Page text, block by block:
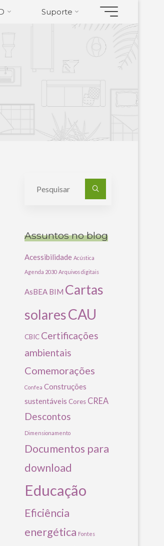
Suporte
Assuntos no blog
Acessibilidade Acústica
Agenda 2030 Arquivos digitais
AsBEA BIM Cartas
solaresCAU
CBIC Certificações
ambientais
Comemorações
Confea Construções
sustentáveis Cores CREA
Descontos
Dimensionamento
Documentos para
download
Educação
Eficiência
energética Fontes